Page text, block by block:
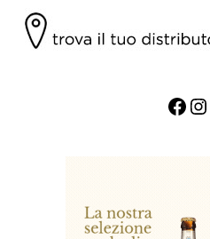
Facebook Instagram